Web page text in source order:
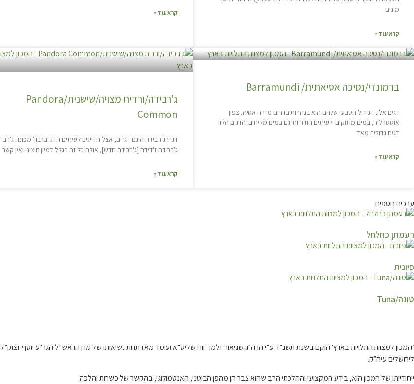
מינים
קרא עוד »
קרא עוד »
ברמונדי/נסיכה אסיאתית/ Barramundi
דגים אלו, הגידול הטבעי שלהם הוא בנהרות בדרום מזרח אסיה, צפון
אוסטרליה, במים מתוקים ולעיתים חודר וחי גם במים מליחים. הדגים הלוו
דגים גדולים מאד
קרא עוד »
ג'רבידה/ורדית מצויה/שישנית/Pandora
Common
דגי הג'רבידה הינם דגי ים, אצל הדייגים לעיתים הדג 'ברבון' מכונה
ג'רבידה ז'דידה [ג'רבידה חדש], אולם כל זה בגלל דמיון חיצוני ואין קשר
קרא עוד »
ערכים נוספים
רעמתן כחלחל
פיונית
טונה/Tuna
‘המכון למצוות התלויות בארץ’ הוקם בשנת תשנ”ד ע”י הרה”ג שניאור זלמן רווח שליט”א ועומד מאז תחת נשיאותו של מרן הראש”ל הגר”ע יוסף
לירושלים עיה”ק.
ייחודיותו של המכון הוא, בידע המקצועי וההלכתי הרב שהוא צבר הן מהפן הבוטני, האנטמולוגי, בהקשר של כשרות והלכה.